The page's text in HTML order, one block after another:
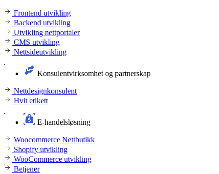
Frontend utvikling
Backend utvikling
Utvikling nettportaler
CMS utvikling
Nettsideutvikling
Konsulentvirksomhet og partnerskap
Nettdesignkonsulent
Hvit etikett
E-handelsløsning
Woocommerce Nettbutikk
Shopify utvikling
WooCommerce utvikling
Betjener